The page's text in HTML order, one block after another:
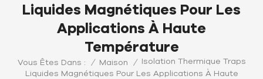
Liquides Magnétiques Pour Les
Applications À Haute
Température
Vous Êtes Dans : / Maison /
Isolation Thermique Traps
Liquides Magnétiques Pour Les Applications À Haute